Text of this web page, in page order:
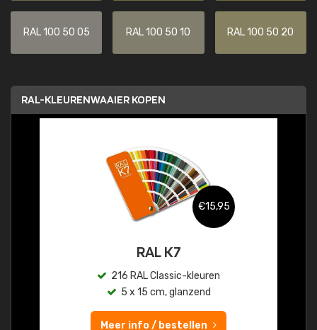
RAL 100 50 05 RAL 100 50 10 RAL 100 50 20
RAL-KLEURENWAAIER KOPEN
€15,95
RAL K7
216 RAL Classic-kleuren
5 x 15 cm, glanzend
Meer info / bestellen